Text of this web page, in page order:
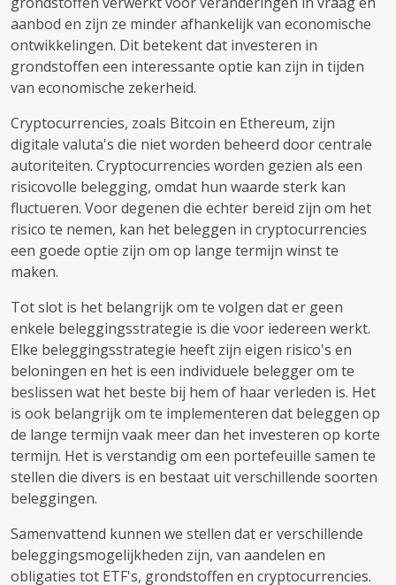
aanbod en zijn ze minder afhankelijk van economische
ontwikkelingen. Dit betekent dat investeren in
grondstoffen een interessante optie kan zijn in tijden
van economische zekerheid.
Cryptocurrencies, zoals Bitcoin en Ethereum, zijn
digitale valuta's die niet worden beheerd door centrale
autoriteiten. Cryptocurrencies worden gezien als een
risicovolle belegging, omdat hun waarde sterk kan
fluctueren. Voor degenen die echter bereid zijn om het
risico te nemen, kan het beleggen in cryptocurrencies
een goede optie zijn om op lange termijn winst te
maken.
Tot slot is het belangrijk om te volgen dat er geen
enkele beleggingsstrategie is die voor iedereen werkt.
Elke beleggingsstrategie heeft zijn eigen risico's en
beloningen en het is een individuele belegger om te
beslissen wat het beste bij hem of haar verleden is. Het
is ook belangrijk om te implementeren dat beleggen op
de lange termijn vaak meer dan het investeren op korte
termijn. Het is verstandig om een ​​portefeuille samen te
stellen die divers is en bestaat uit verschillende soorten
beleggingen.
Samenvattend kunnen we stellen dat er verschillende
beleggingsmogelijkheden zijn, van aandelen en
obligaties tot ETF's, grondstoffen en cryptocurrencies.